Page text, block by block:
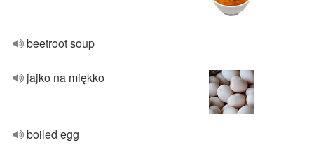
beetroot soup
jajko na miękko
boiled egg